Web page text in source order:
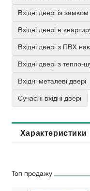
Вхідні двері із
Вхідні двері в
Вхідні двері з ПВХ
Вхідні двері з тепло-
Вхідні металеві двері
Сучасні вхідні двері
Характеристики
Топ продажу